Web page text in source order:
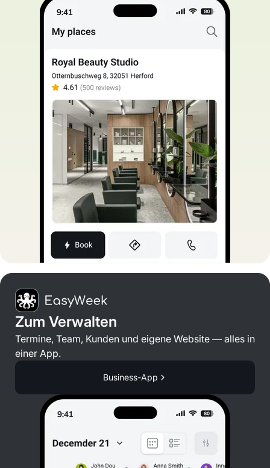
Zum Verwalten
Termine, Team, Kunden und eigene Website — alles in
einer App.
Business-App